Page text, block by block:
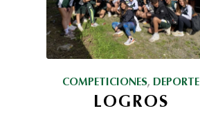
COMPETICIONES, DEPORTE
LOGROS